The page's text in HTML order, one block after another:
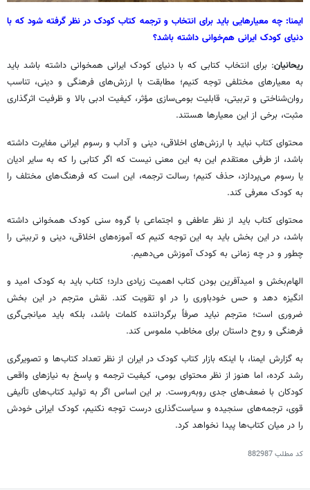
ایمنا: چه معیارهایی باید برای انتخاب و ترجمه کتاب کودک در نظر گرفته شود که با
دنیای کودک ایرانی هم‌خوانی داشته باشد؟
ریحانیان: برای انتخاب کتابی که با دنیای کودک ایرانی همخوانی داشته باشد باید
به معیارهای مختلفی توجه کنیم؛ مطابقت با ارزش‌های فرهنگی و دینی، تناسب
روان‌شناختی و تربیتی، قابلیت بومی‌سازی مؤثر، کیفیت ادبی بالا و ظرفیت اثرگذاری
مثبت، برخی از این معیارها هستند.
محتوای کتاب نباید با ارزش‌های اخلاقی، دینی و آداب و رسوم ایرانی مغایرت داشته
باشد، از طرفی معتقدم این به این معنی نیست که اگر کتابی را که به سایر ادیان
یا رسوم می‌پردازد، حذف کنیم؛ رسالت ترجمه، این است که فرهنگ‌های مختلف را
به کودک معرفی کند.
محتوای کتاب باید از نظر عاطفی و اجتماعی با گروه سنی کودک همخوانی داشته
باشد، در این بخش باید به این توجه کنیم که آموزه‌های اخلاقی، دینی و تربیتی را
چطور و در چه زمانی به کودک آموزش می‌دهیم.
الهام‌بخش و امیدآفرین بودن کتاب اهمیت زیادی دارد؛ کتاب باید به کودک امید و
انگیزه دهد و حس خودباوری را در او تقویت کند. نقش مترجم در این بخش
ضروری است؛ مترجم نباید صرفاً برگرداننده کلمات باشد، بلکه باید میانجی‌گری
فرهنگی و روح داستان برای مخاطب ملموس کند.
به گزارش ایمنا، با اینکه بازار کتاب کودک در ایران از نظر تعداد کتاب‌ها و تصویرگری
رشد کرده، اما هنوز از نظر محتوای بومی، کیفیت ترجمه و پاسخ به نیازهای واقعی
کودکان با ضعف‌های جدی روبه‌روست. بر این اساس اگر به تولید کتاب‌های تألیفی
قوی، ترجمه‌های سنجیده و سیاست‌گذاری درست توجه نکنیم، کودک ایرانی خودش
را در میان کتاب‌ها پیدا نخواهد کرد.
کد مطلب882987